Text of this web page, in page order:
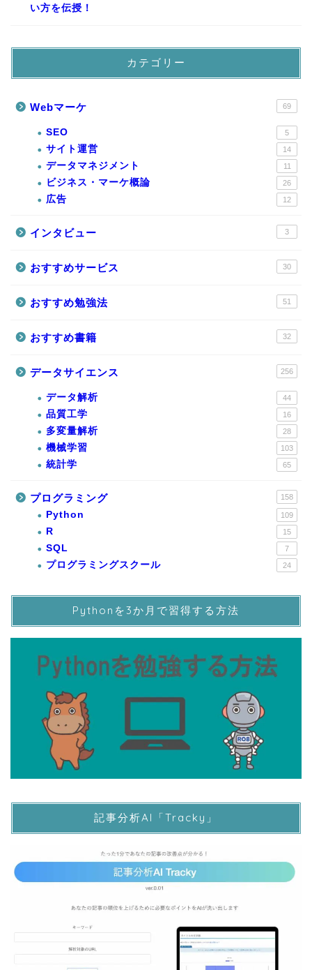
い方を伝授！
カテゴリー
Webマーケ 69
SEO 5
サイト運営 14
データマネジメント 11
ビジネス・マーケ概論 26
広告 12
インタビュー 3
おすすめサービス 30
おすすめ勉強法 51
おすすめ書籍 32
データサイエンス 256
データ解析 44
品質工学 16
多変量解析 28
機械学習 103
統計学 65
プログラミング 158
Python 109
R 15
SQL 7
プログラミングスクール 24
Pythonを3か月で習得する方法
記事分析AI「Tracky」